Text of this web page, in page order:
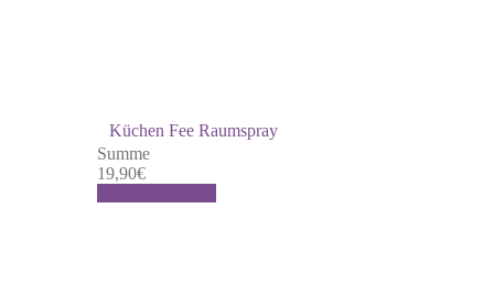
Küchen Fee Raumspray
Summe
19,90€